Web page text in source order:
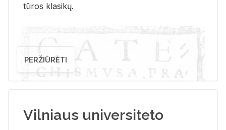
tū­ros kla­si­kų.
PERŽIŪRĖTI
Vilniaus universiteto